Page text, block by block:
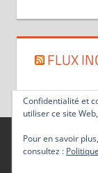
FLUX
Confidentialité et
utiliser ce site
Pour en savoir
consultez :